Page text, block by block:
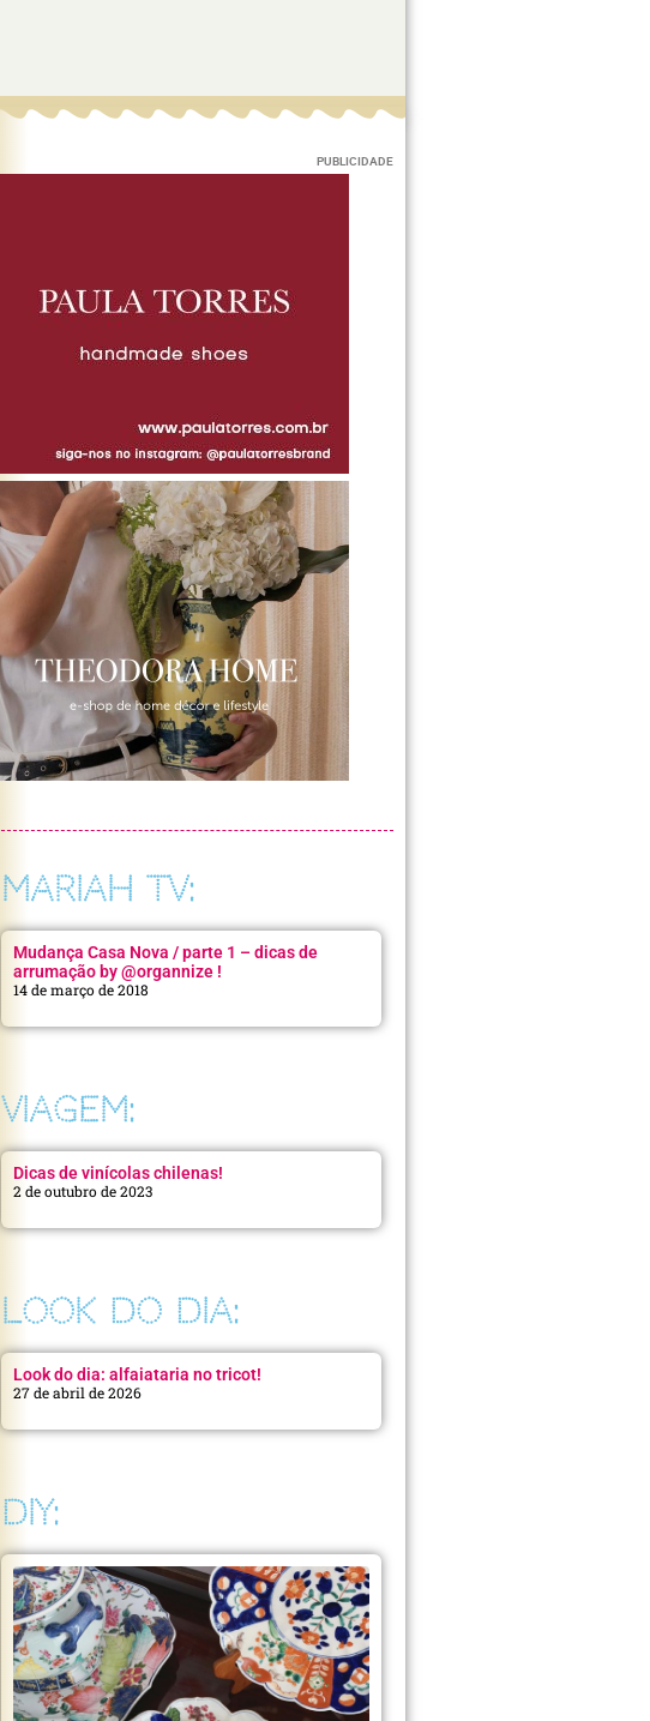
PUBLICIDADE
MARIAH TV:
Mudança Casa Nova / parte 1 – dicas de
arrumação by @organnize !
14 de março de 2018
VIAGEM:
Dicas de vinícolas chilenas!
2 de outubro de 2023
LOOK DO DIA:
Look do dia: alfaiataria no tricot!
27 de abril de 2026
DIY: